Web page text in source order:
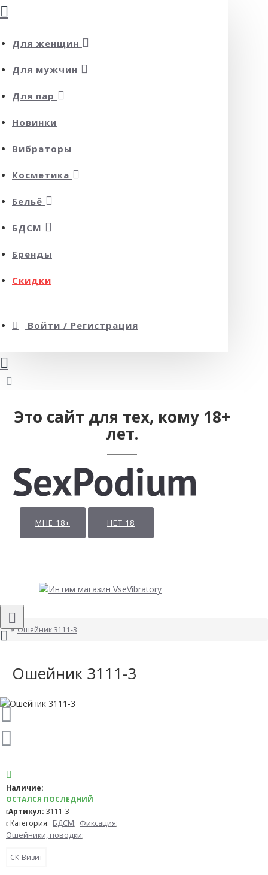
Для женщин
Для мужчин
Для пар
Новинки
Вибраторы
Косметика
Бельё
БДСМ
Бренды
Скидки
Войти / Регистрация
Это сайт для тех, кому 18+
лет.
МНЕ 18+ НЕТ 18
Ошейник 3111-3
Ошейник 3111-3
Наличие:
ОСТАЛСЯ ПОСЛЕДНИЙ
Артикул: 3111-3
Категория: БДСМ; Фиксация;
Ошейники, поводки;
СК-Визит